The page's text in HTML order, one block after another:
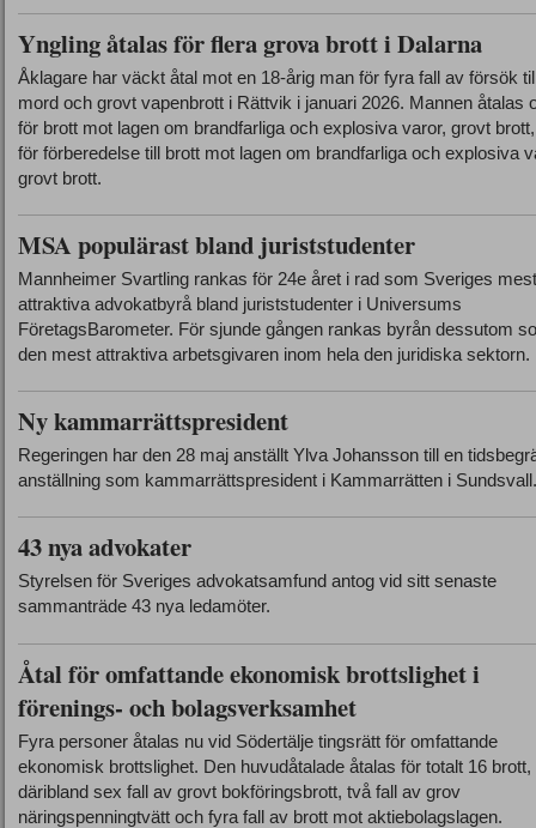
Yngling åtalas för flera grova brott i Dalarna
Åklagare har väckt åtal mot en 18-årig man för fyra fall av försök
mord och grovt vapenbrott i Rättvik i januari 2026. Mannen åtalas
för brott mot lagen om brandfarliga och explosiva varor, grovt
för förberedelse till brott mot lagen om brandfarliga och explosiva
grovt brott.
MSA populärast bland juriststudenter
Mannheimer Svartling rankas för 24e året i rad som Sveriges mest
attraktiva advokatbyrå bland juriststudenter i Universums
FöretagsBarometer. För sjunde gången rankas byrån dessutom
den mest attraktiva arbetsgivaren inom hela den juridiska sektorn.
Ny kammarrättspresident
Regeringen har den 28 maj anställt Ylva Johansson till en
anställning som kammarrättspresident i Kammarrätten i Sundsvall.
43 nya advokater
Styrelsen för Sveriges advokatsamfund antog vid sitt senaste
sammanträde 43 nya ledamöter.
Åtal för omfattande ekonomisk brottslighet i
förenings- och bolagsverksamhet
Fyra personer åtalas nu vid Södertälje tingsrätt för omfattande
ekonomisk brottslighet. Den huvudåtalade åtalas för totalt 16 brott,
däribland sex fall av grovt bokföringsbrott, två fall av grov
näringspenningtvätt och fyra fall av brott mot aktiebolagslagen.